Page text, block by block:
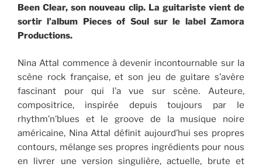
Been Clear, son nouveau clip. La guitariste vient de
sortir l’album Pieces of Soul sur le label Zamora
Productions.
Nina Attal commence à devenir incontournable sur la
scène rock française, et son jeu de guitare s’avère
fascinant pour qui l’a vue sur scène. Auteure,
compositrice, inspirée depuis toujours par le
rhythm’n’blues et le groove de la musique noire
américaine, Nina Attal définit aujourd’hui ses propres
contours, mélange ses propres ingrédients pour nous
en livrer une version singulière, actuelle, brute et